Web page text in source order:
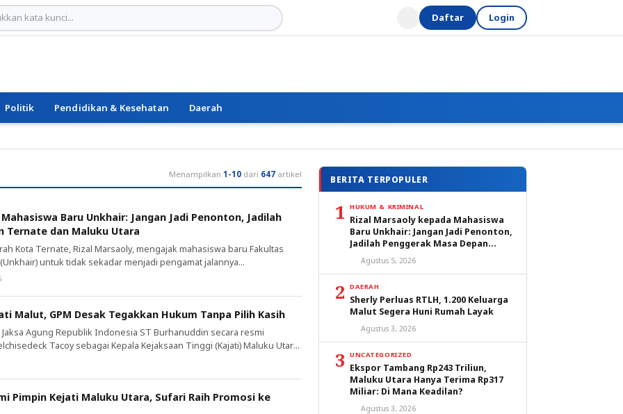
Daftar Login
Politik Pendidikan & Kesehatan Daerah
Menampilkan 1-10 dari 647 artikel
Baru Unkhair: Jangan Jadi Penonton, Jadilah
Ternate dan Maluku Utara
Kota Ternate, Rizal Marsaoly, mengajak mahasiswa baru Fakultas
untuk tidak sekadar menjadi pengamat jalannya
keterbatasan sumber daya manusia yang masih dihadapi
Malut, GPM Desak Tegakkan Hukum Tanpa Pilih Kasih
Jaksa Agung Republik Indonesia ST Burhanuddin secara resmi
Tacoy sebagai Kepala Kejaksaan Tinggi (Kajati) Maluku Utara.
Keputusan Jaksa Agung RI Nomor 879 Tahun 2026 tanggal 29 Juli 2026
Pimpin Kejati Maluku Utara, Sufari Raih Promosi ke
BERITA TERPOPULER
1 HUKUM & KRIMINAL
Rizal Marsaoly kepada Mahasiswa
Baru Unkhair: Jangan Jadi Penonton,
Jadilah Penggerak Masa Depan
Ternate dan Maluku Utara
Agustus 5, 2026
2 DAERAH
Sherly Perluas RTLH, 1.200 Keluarga
Malut Segera Huni Rumah Layak
Agustus 3, 2026
3 UNCATEGORIZED
Ekspor Tambang Rp243 Triliun,
Maluku Utara Hanya Terima Rp317
Miliar: Di Mana Keadilan?
Agustus 3, 2026